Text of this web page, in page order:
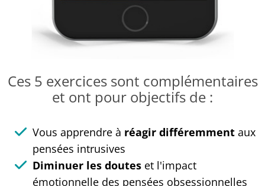
Ces 5 exercices sont complémentaires
et ont pour objectifs de :
Vous apprendre à réagir différemment aux
pensées intrusives
Diminuer les doutes et l'impact
émotionnelle des pensées obsessionnelles